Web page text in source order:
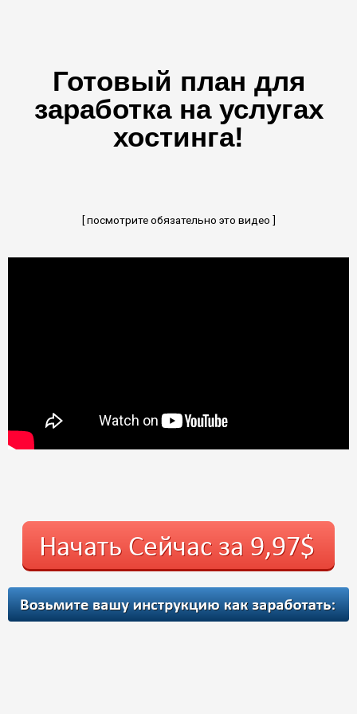
Готовый план для
заработка на услугах
хостинга!
[ посмотрите обязательно это видео ]